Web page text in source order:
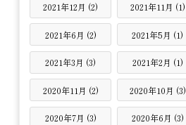
2021年12月 (2) 2021年11月 (1)
2021年6月 (2) 2021年5月 (1)
2021年3月 (3) 2021年2月 (1)
2020年11月 (2) 2020年10月 (3)
2020年7月 (3) 2020年6月 (3)